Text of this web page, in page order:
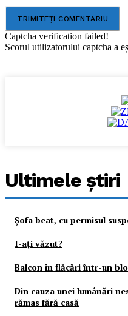
Captcha verification failed!
Scorul utilizatorului captcha a
Ultimele ştiri
Şofa beat, cu permisul
I-aţi văzut?
Balcon în flăcări într-un
Din cauza unei lumânări
rămas fără casă